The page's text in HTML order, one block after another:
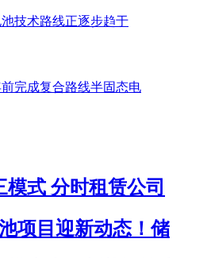
技术路线正逐步趋于
完成复合路线半固态电
模式 分时租赁公司
项目迎新动态！储